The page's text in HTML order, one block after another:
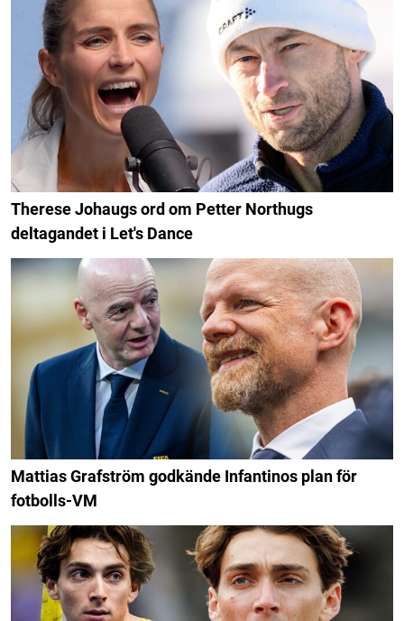
Therese Johaugs ord om Petter Northugs
deltagandet i Let's Dance
Mattias Grafström godkände Infantinos plan för
fotbolls-VM